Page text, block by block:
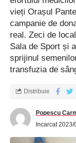
vieți Orașul
campanie de
real. Zeci de
Sala de Sport și
sprijinul
transfuzia de
Popescu
Incarcat 2023/
Distribuie